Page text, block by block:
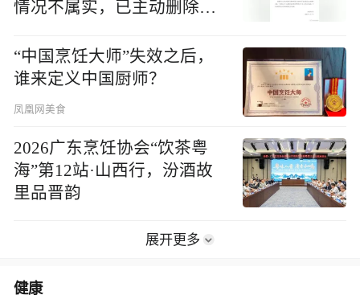
节梯田音乐会 让世界听见东
展开更多